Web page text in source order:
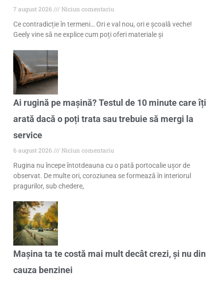
7 august 2026
Niciun comentariu
Ce contradicție în termeni… Ori e val nou, ori e școală veche!
Geely vine să ne explice cum poți oferi materiale și
Ai rugină pe mașină? Testul de 10 minute care îți
arată dacă o poți trata sau trebuie să mergi la
service
6 august 2026
Niciun comentariu
Rugina nu începe întotdeauna cu o pată portocalie ușor de
observat. De multe ori, coroziunea se formează în interiorul
pragurilor, sub chedere,
Mașina ta te costă mai mult decât crezi, și nu din
cauza benzinei